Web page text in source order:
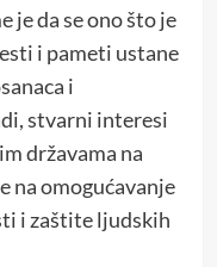
je da se ono što je
i pameti ustane
i
stvarni interesi
državama na
na omogućavanje
i zaštite ljudskih